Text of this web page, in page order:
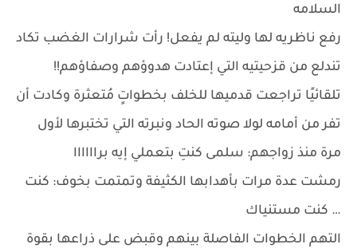
السلامه
رفع ناظريه لها وليته لم يفعل! رأت شرارات الغضب تكاد
تندلع من قزحيتيه التي إعتادت هدوؤهم وصفاؤهم!!
تلقائيًا تراجعت قدميها للخلف بخطواتٍ مُتعثرة وكادت أن
تفر من أمامه لولا صوته الحاد ونبرته التي تختبرها لأول
مرة منذ زواجهم: سلمى كنتِ بتعملي إيه براااااا
رمشت عدة مرات بأهدابها الكثيفة وتمتمت بخوف: كنت
… كنت مستنياك
التهم الخطوات الفاصلة بينهم وقبض على ذراعها بقوة